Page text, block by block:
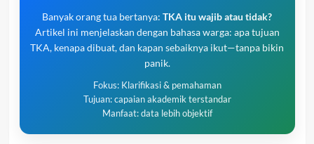
Banyak orang tua bertanya: TKA itu wajib atau tidak?
Artikel ini menjelaskan dengan bahasa warga: apa tujuan
TKA, kenapa dibuat, dan kapan sebaiknya ikut—tanpa bikin
panik.
Fokus: Klarifikasi & pemahaman
Tujuan: capaian akademik terstandar
Manfaat: data lebih objektif